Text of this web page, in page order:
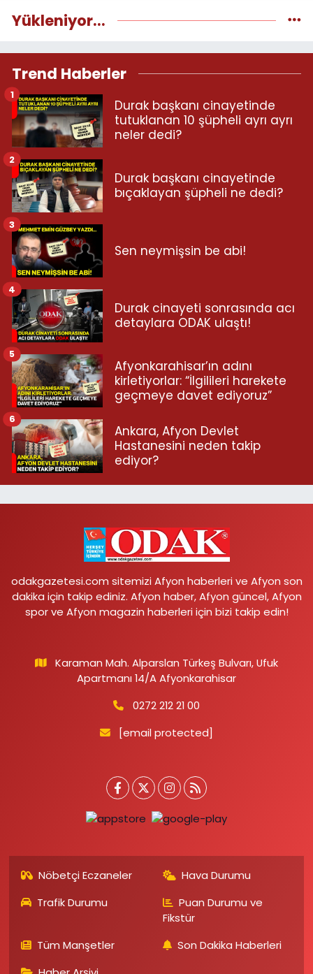
Yükleniyor...
Trend Haberler
Durak başkanı cinayetinde
tutuklanan 10 şüpheli ayrı ayrı
neler dedi?
1
Durak başkanı cinayetinde
bıçaklayan şüpheli ne dedi?
2
Sen neymişsin be abi!
3
Durak cinayeti sonrasında acı
detaylara ODAK ulaştı!
4
Afyonkarahisar’ın adını
kirletiyorlar: “İlgilileri harekete
geçmeye davet ediyoruz”
5
Ankara, Afyon Devlet
Hastanesini neden takip
ediyor?
6
odakgazetesi.com sitemizi Afyon haberleri ve Afyon son
dakika için takip ediniz. Afyon haber, Afyon güncel, Afyon
spor ve Afyon magazin haberleri için bizi takip edin!
Karaman Mah. Alparslan Türkeş Bulvarı, Ufuk
Apartmanı 14/A Afyonkarahisar
0272 212 21 00
[email protected]
Nöbetçi Eczaneler
Hava Durumu
Trafik Durumu
Puan Durumu ve
Fikstür
Tüm Manşetler
Son Dakika Haberleri